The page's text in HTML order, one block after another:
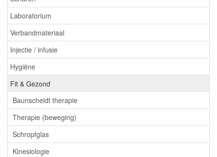
Laboratorium
Verbandmateriaal
Injectie / infusie
Hygiëne
Fit & Gezond
Baunscheidt therapie
Therapie (beweging)
Schropfglas
Kinesiologie